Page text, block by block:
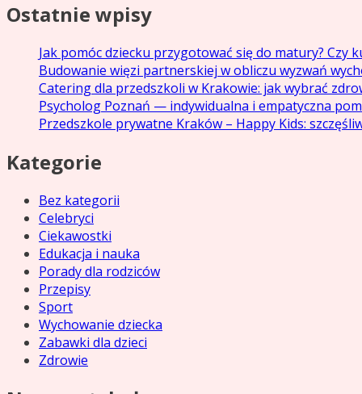
Ostatnie wpisy
Jak pomóc dziecku przygotować się do matury?
Budowanie więzi partnerskiej w obliczu wyzwań
Catering dla przedszkoli w Krakowie: jak wybrać
Psycholog Poznań — indywidualna i empatyczna
Przedszkole prywatne Kraków – Happy Kids:
Kategorie
Bez kategorii
Celebryci
Ciekawostki
Edukacja i nauka
Porady dla rodziców
Przepisy
Sport
Wychowanie dziecka
Zabawki dla dzieci
Zdrowie